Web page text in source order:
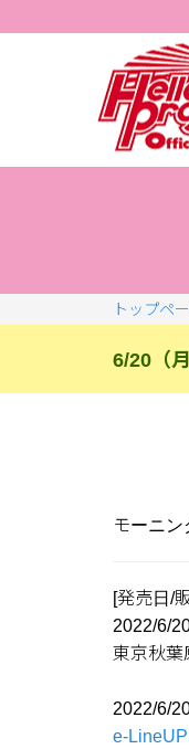
トップペ
6/20（
モーニン
[発売日/
2022/6/
東京秋葉
2022/6/
e-